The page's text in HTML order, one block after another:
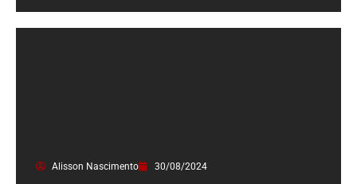
Alisson Nascimento 30/08/2024